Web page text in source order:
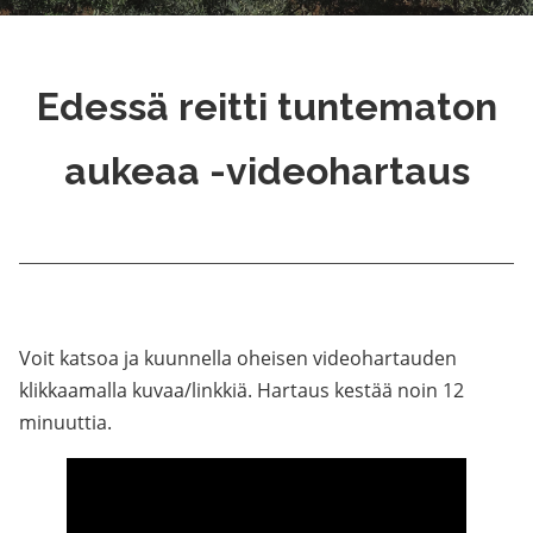
Edessä reitti tuntematon
aukeaa -videohartaus
Voit katsoa ja kuunnella oheisen videohartauden
klikkaamalla kuvaa/linkkiä. Hartaus kestää noin 12
minuuttia.